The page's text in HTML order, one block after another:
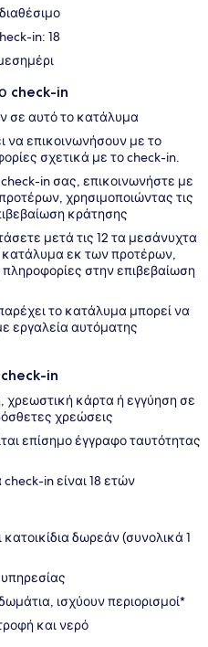
in: 18
check-in
σε αυτό το κατάλυμα
να επικοινωνήσουν με το
σχετικά με το check-in.
check-in σας, επικοινωνήστε με
χρησιμοποιώντας τις
κράτησης
μετά τις 12 τα μεσάνυχτα
κατάλυμα εκ των προτέρων,
στην επιβεβαίωση
το κατάλυμα μπορεί να
εργαλεία αυτόματης
in
χρεωστική κάρτα ή εγγύηση σε
χρεώσεις
επίσημο έγγραφο ταυτότητας
check-in είναι 18 ετών
δωρεάν (συνολικά 1
ισχύουν περιορισμοί*
και νερό